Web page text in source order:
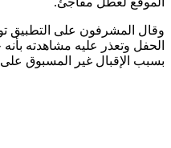
وقال المشرفون على التطبيق
الحفل وتعذر عليه مشاهدته
بسبب الإقبال غير المسبوق